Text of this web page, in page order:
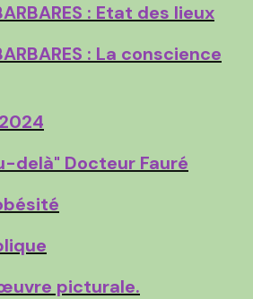
: Etat des lieux
: La conscience
delà" Docteur Fauré
picturale.